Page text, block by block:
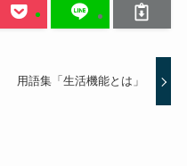
用語集「生活機能とは」